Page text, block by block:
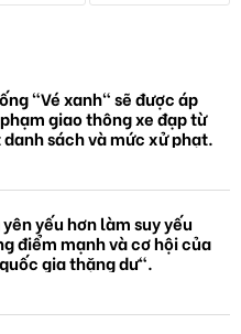
"Vé xanh" sẽ được áp
giao thông xe đạp từ
sách và mức xử phạt.
yếu hơn làm suy yếu
điểm mạnh và cơ hội của
gia thặng dư".